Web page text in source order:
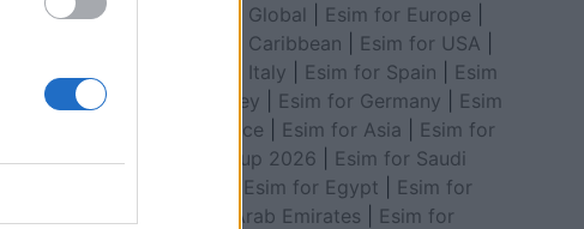
Esim for Global Esim for Europe
Esim for Caribbean
Esim for USA
Esim for Italy
Esim for Spain
Esim
for Turkey
Esim for Germany
Esim
for Greece
Esim for Asia
Esim for
World Cup 2026
Esim for Saudi
Esim for Egypt
Esim for
United Arab Emirates
Esim for